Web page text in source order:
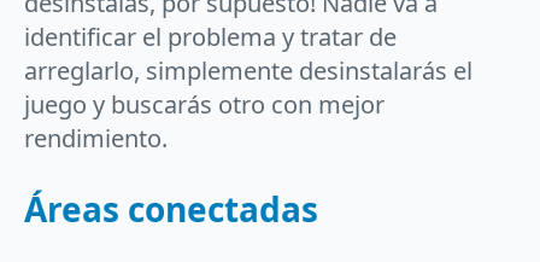
identificar el problema y tratar de
arreglarlo, simplemente desinstalarás el
juego y buscarás otro con mejor
rendimiento.
Áreas conectadas